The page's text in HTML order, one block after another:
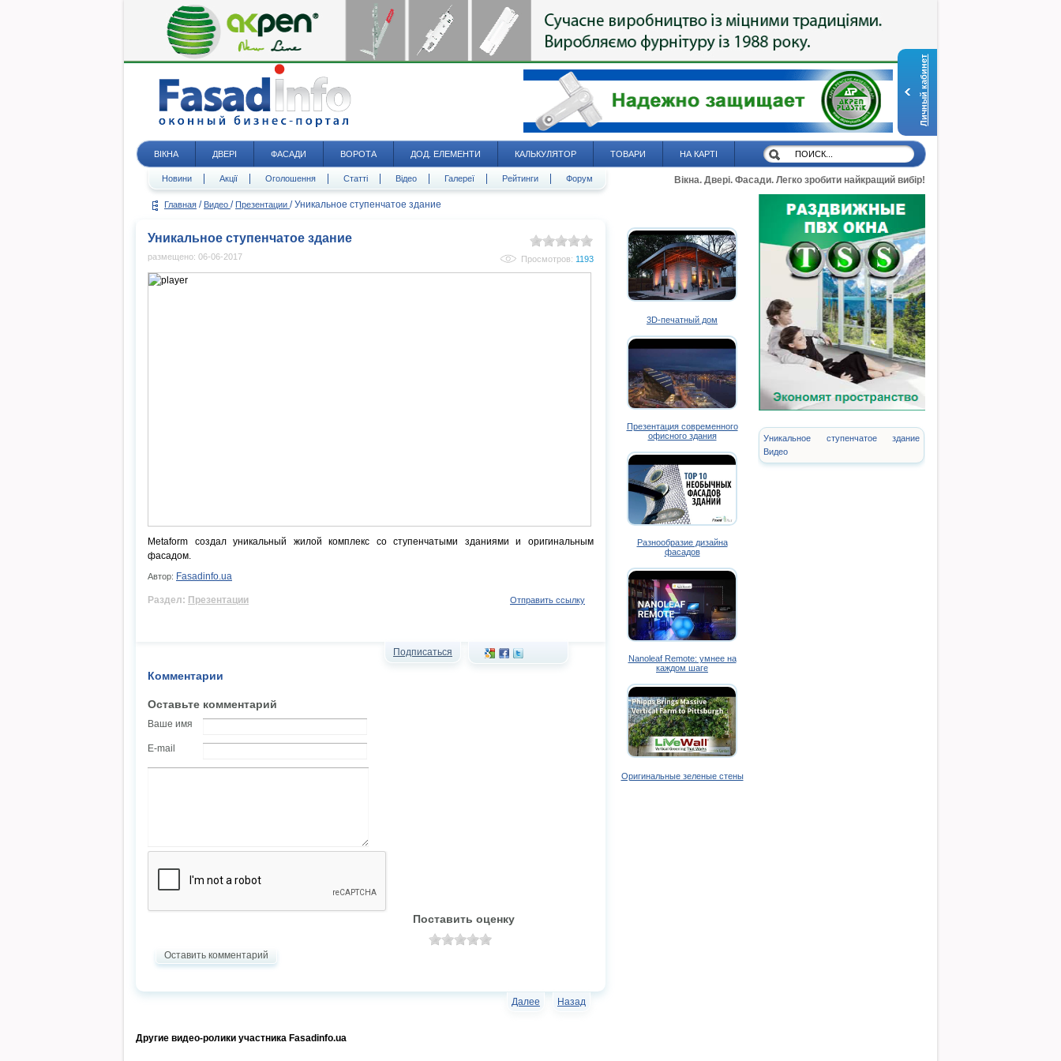
Личный кабинет
ВІКНА ДВЕРІ ФАСАДИ ВОРОТА ДОД. ЕЛЕМЕНТИ КАЛЬКУЛЯТОР ТОВАРИ НА КАРТІ
Новини Акції Оголошення Статті Відео Галереї Рейтинги Форум Вікна. Двері. Фасади. Легко зробити найкращий вибір!
Главная / Видео / Презентации / Уникальное ступенчатое здание
Уникальное ступенчатое здание
размещено: 06-06-2017 Просмотров: 1193
Metaform создал уникальный жилой комплекс со ступенчатыми зданиями и оригинальным
фасадом.
Автор: Fasadinfo.ua
Раздел: Презентации Отправить ссылку
Подписаться
Комментарии
Оставьте комментарий
Ваше имя
E-mail
Поставить оценку
Оставить комментарий
Назад
Далее
Другие видео-ролики участника Fasadinfo.ua
3D-печатный дом
Презентация современного
офисного здания
Разнообразие дизайна
фасадов
Nanoleaf Remote: умнее на
каждом шаге
Оригинальные зеленые стены
Уникальное ступенчатое здание
Видео